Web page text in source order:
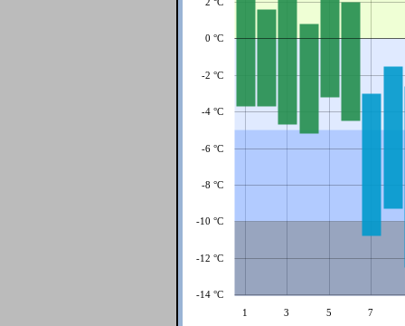
1 3 5 7
-14 °C
-12 °C
-10 °C
-8 °C
-6 °C
-4 °C
-2 °C
0 °C